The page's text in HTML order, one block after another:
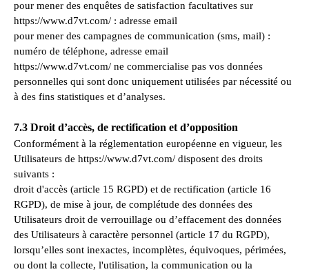
pour mener des enquêtes de satisfaction facultatives sur
https://www.d7vt.com/ : adresse email
pour mener des campagnes de communication (sms, mail) :
numéro de téléphone, adresse email
https://www.d7vt.com/ ne commercialise pas vos données
personnelles qui sont donc uniquement utilisées par nécessité ou
à des fins statistiques et d’analyses.
7.3 Droit d’accès, de rectification et d’opposition
Conformément à la réglementation européenne en vigueur, les
Utilisateurs de https://www.d7vt.com/ disposent des droits
suivants :
droit d'accès (article 15 RGPD) et de rectification (article 16
RGPD), de mise à jour, de complétude des données des
Utilisateurs droit de verrouillage ou d’effacement des données
des Utilisateurs à caractère personnel (article 17 du RGPD),
lorsqu’elles sont inexactes, incomplètes, équivoques, périmées,
ou dont la collecte, l'utilisation, la communication ou la